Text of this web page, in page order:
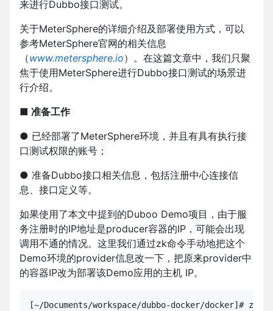
来进行Dubbo接口测试。
关于MeterSphere的详细介绍及部署使用方式，可以
参考MeterSphere官网的相关信息
（www.metersphere.io）。在这篇文章中，我们只聚
焦于使用MeterSphere进行Dubbo接口测试的场景进
行介绍。
■ 准备工作
● 已经部署了MeterSphere环境，并且有具有执行接
口测试权限的账号；
● 准备Dubbo接口相关信息，包括注册中心连接信
息、接口定义等。
如果使用了本文中提到的Duboo Demo项目，由于服
务注册时的IP地址是producer容器的IP，可能会出现
调用不通的情况。这里我们通过zk命令手动地把这个
Demo环境的provider信息改一下，把原来provider中
的容器IP改为部署该Demo应用的主机 IP。
[~/Documents/workspace/dubbo-docker/docker]#